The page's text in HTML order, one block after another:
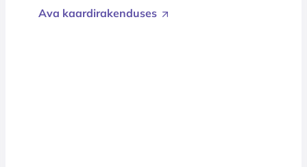
Ava kaardirakenduses